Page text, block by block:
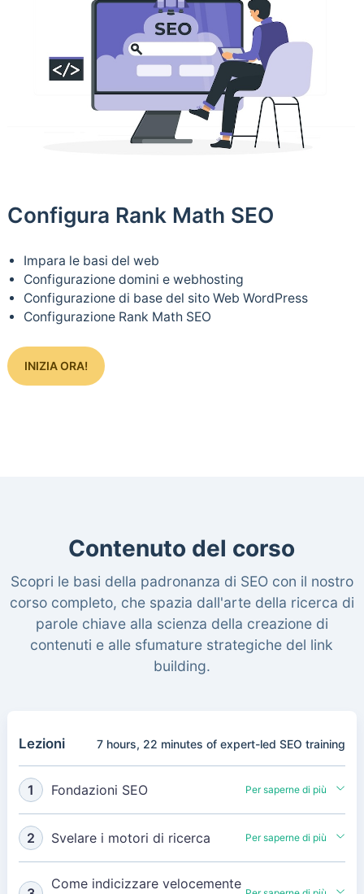
Configura Rank Math SEO
Impara le basi del web
Configurazione domini e webhosting
Configurazione di base del sito Web WordPress
Configurazione Rank Math SEO
INIZIA ORA!
Contenuto del corso
Scopri le basi della padronanza di SEO con il nostro
corso completo, che spazia dall'arte della ricerca di
parole chiave alla scienza della creazione di
contenuti e alle sfumature strategiche del link
building.
Lezioni 7 hours, 22 minutes of expert-led SEO training
1 Fondazioni SEO Per saperne di più
1.1 introduzione 02:32
1.2 Struttura del corso 01:40
2 Svelare i motori di ricerca Per saperne di più
2.1
Come funzionano i motori di
ricerca
04:04
Come indicizzare velocemente